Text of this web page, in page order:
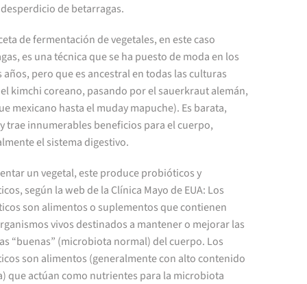
de betarragas.
de fermentación de vegetales, en este caso
es una técnica que se ha puesto de moda en los
pero que es ancestral en todas las culturas
kimchi coreano, pasando por el sauerkraut alemán,
mexicano hasta el muday mapuche). Es barata,
trae innumerables beneficios para el cuerpo,
el sistema digestivo.
un vegetal, este produce probióticos y
según la web de la Clínica Mayo de EUA: Los
son alimentos o suplementos que contienen
vivos destinados a mantener o mejorar las
“buenas” (microbiota normal) del cuerpo. Los
son alimentos (generalmente con alto contenido
que actúan como nutrientes para la microbiota